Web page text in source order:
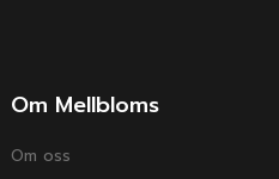
Om Mellbloms
Om oss